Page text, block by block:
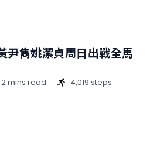
尹雋姚潔貞周日出戰全馬
2 mins read 4,019 steps